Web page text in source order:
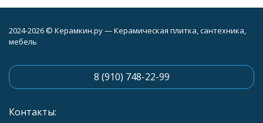
2024-2026 © Керамкин.ру — Керамическая плитка, сантехника,
мебель
8 (910) 748-22-99
Контакты: